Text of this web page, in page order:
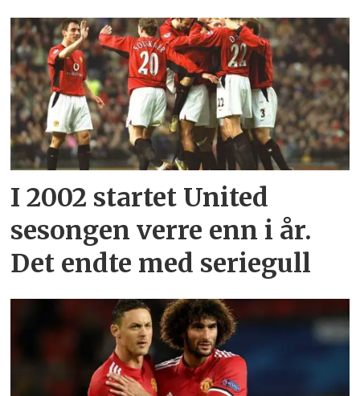
I 2002 startet United
sesongen verre enn i år.
Det endte med seriegull